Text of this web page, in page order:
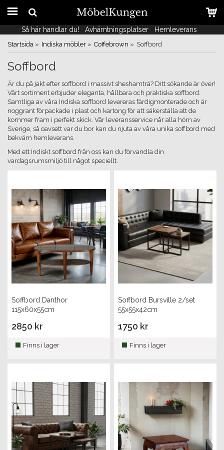
Så här handlar du! Avhämtningsplatser Hemleverans
Så här handlar du! Avhämtningsplatser Hemleverans
Startsida » Indiska möbler » Coffebrown » Soffbord
Soffbord
Är du på jakt efter soffbord i massivt sheshamträ? Ditt sökande är över!
Vårt sortiment erbjuder eleganta, hållbara och praktiska soffbord.
Samtliga av våra Indiska soffbord levereras färdigmonterade och är
noggrant förpackade i plast och kartong för att säkerställa att de
kommer fram i perfekt skick. Vår leveransservice når alla hörn av
Sverige, så oavsett var du bor kan du njuta av våra unika soffbord med
bekväm hemleverans.
Med ett Indiskt soffbord från oss kan du förvandla din
vardagsrumsmiljö till något speciellt.
Soffbord Danthor
115x60x55cm
2850 kr
Finns i lager
Soffbord Bursville 2/set
55x55x42cm
1750 kr
Finns i lager